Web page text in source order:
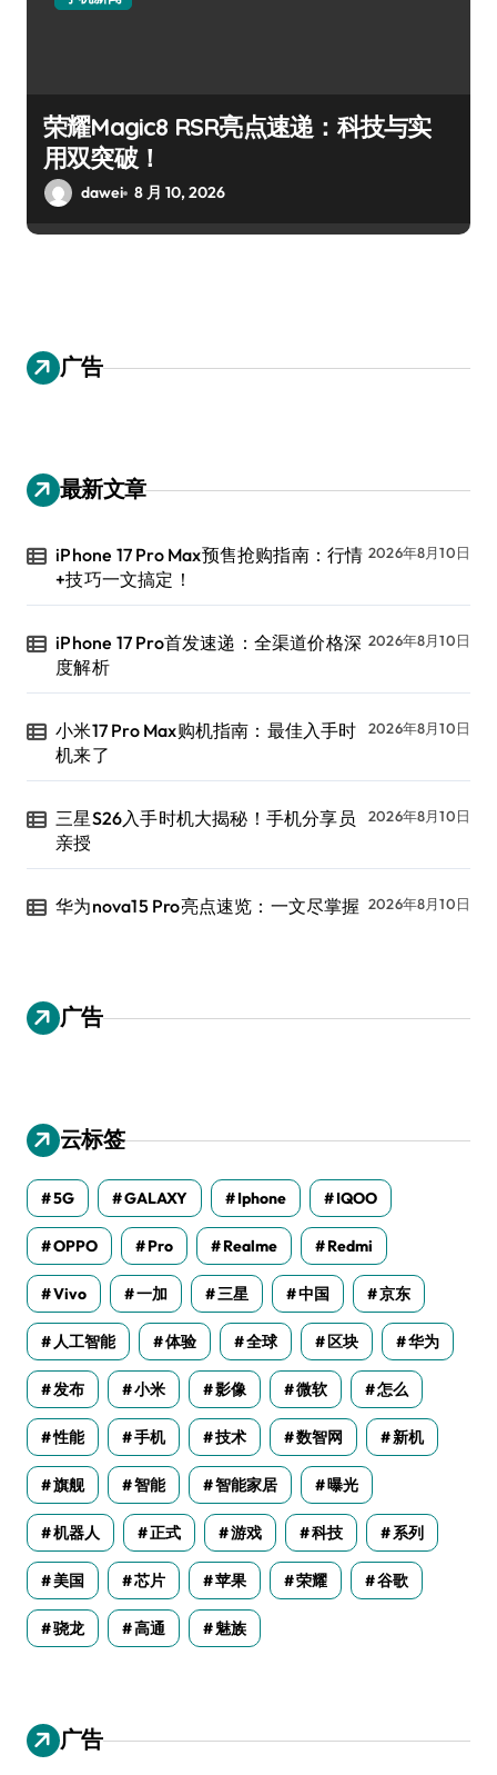
荣耀Magic8 RSR亮点速递：科技与实
用双突破！
dawei 8 月 10, 2026
广告
最新文章
iPhone 17 Pro Max预售抢购指南：行情
+技巧一文搞定！
2026年8月10日
iPhone 17 Pro首发速递：全渠道价格深
度解析
2026年8月10日
小米17 Pro Max购机指南：最佳入手时
机来了
2026年8月10日
三星S26入手时机大揭秘！手机分享员
亲授
2026年8月10日
华为nova15 Pro亮点速览：一文尽掌握 2026年8月10日
广告
云标签
5G GALAXY Iphone IQOO
OPPO Pro Realme Redmi
Vivo 一加 三星 中国 京东
人工智能 体验 全球 区块 华为
发布 小米 影像 微软 怎么
性能 手机 技术 数智网 新机
旗舰 智能 智能家居 曝光
机器人 正式 游戏 科技 系列
美国 芯片 苹果 荣耀 谷歌
骁龙 高通 魅族
广告